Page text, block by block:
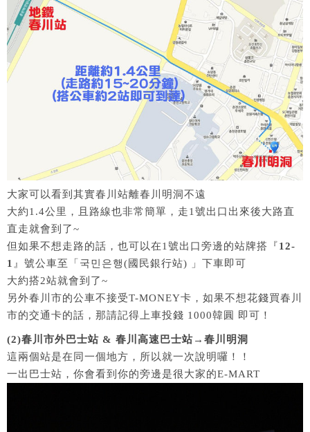
大家可以看到其實春川站離春川明洞不遠
大約1.4公里，且路線也非常簡單，走1號出口出來後大路直
直走就會到了~
但如果不想走路的話，也可以在1號出口旁邊的站牌搭『12-
1 』號公車至「국민은행(國民銀行站) 」下車即可
大約搭2站就會到了~
另外春川市的公車不接受T-MONEY卡，如果不想花錢買春川
市的交通卡的話，那請記得上車投錢 1000韓圓 即可！
(2)春川市外巴士站 & 春川高速巴士站→春川明洞
這兩個站是在同一個地方，所以就一次說明囉！！
一出巴士站，你會看到你的旁邊是很大家的E-MART